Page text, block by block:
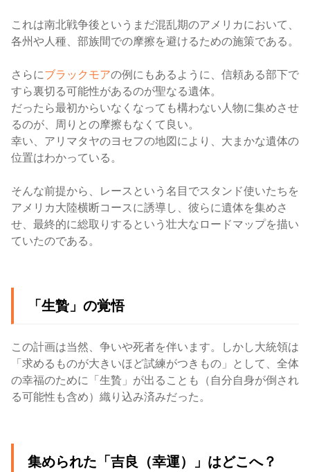
これは南北戦争後というまだ混乱期のアメリカにおいて、
各州や人種、部族間での摩擦を避けるための施策である。
さらにブラックモアの例にもあるように、信頼ある部下で
すら裏切る可能性があるのが聖なる遺体。
だったら最初からいなくなっても構わない人物に集めさせ
るのが、周りとの摩擦もなくて良い。
幸い、アリマタヤのヨセフの地図により、大まかな遺体の
位置はわかっている。
そんな前提から、レースという名目でスタンド使いたちを
アメリカ大陸横断コースに誘導し、彼らに遺体を集めさ
せ、最終的に総取りするという壮大なロードマップを描い
ていたのである。
「生贄」の覚悟
この計画は当然、争いや死者を伴います。しかし大統領は
「求めるものが大きいほど試練がつきもの」として、全体
の幸福のために「生贄」が出ることも（自分自身が倒され
る可能性も含め）織り込み済みだった。
集められた「吉良（幸運）」はどこへ？